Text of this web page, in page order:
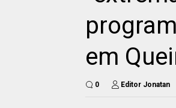
em
0 Editor Jonatan